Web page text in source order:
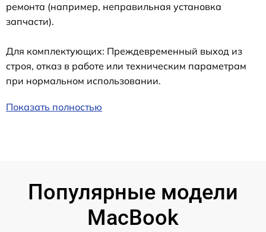
ремонта (например, неправильная установка
запчасти).
Для комплектующих: Преждевременный выход из
строя, отказ в работе или техническим параметрам
при нормальном использовании.
Показать полностью
Популярные модели
MacBook